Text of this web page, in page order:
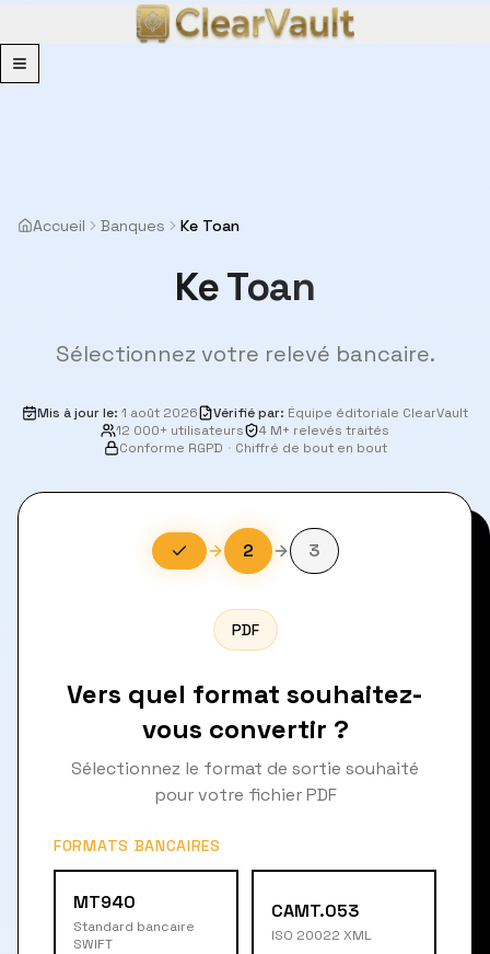
Menu
Accueil Banques Ke Toan
Ke Toan
Sélectionnez votre relevé bancaire.
Mis à jour le: 1 août 2026 Vérifié par: Équipe éditoriale ClearVault
12 000+ utilisateurs
4 M+ relevés traités
Conforme RGPD · Chiffré de bout en bout
2 3
PDF
Vers quel format souhaitez-
vous convertir ?
Sélectionnez le format de sortie souhaité
pour votre fichier PDF
FORMATS BANCAIRES
MT940
Standard bancaire
SWIFT
CAMT.053
ISO 20022 XML